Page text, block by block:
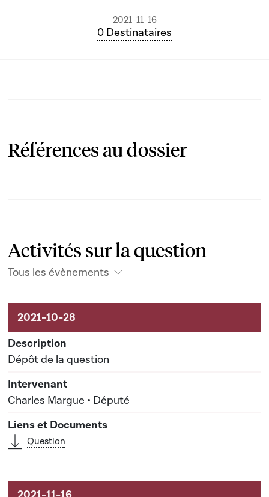
2021-11-16
0 Destinataires
Références au dossier
Activités sur la question
Tous les évènements
Activités liées au dossier
Dépôt de la question
Charles Margue • Député
Question